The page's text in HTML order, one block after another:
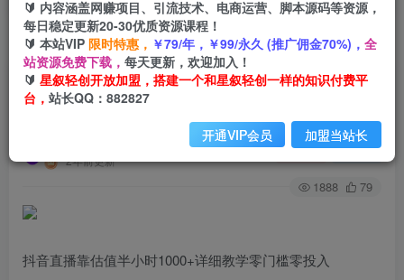
首页 创业课程 会员专属 正文
（9402期）抖音直播靠估值半小时1000+详细教学
零门槛零投入
2年前更新
关注 私信
1888 79
抖音直播靠估值半小时1000+详细教学零门槛零投入
🔰 内容涵盖网赚项目、引流技术、电商运营、脚本源码等资源，
每日稳定更新20-30优质资源课程！
🔰 本站VIP 限时特惠， ￥79/年，￥99/永久 (推广佣金70%)， 全
站资源免费下载， 每天更新，欢迎加入！
🔰 星叙轻创开放加盟，搭建一个和星叙轻创一样的知识付费平
台， 站长QQ：882827
开通VIP会员 加盟当站长